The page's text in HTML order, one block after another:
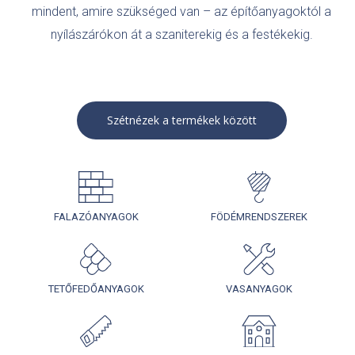
mindent, amire szükséged van – az építőanyagoktól a
nyílászárókon át a szaniterekig és a festékekig.
Szétnézek a termékek között
FALAZÓANYAGOK FÖDÉMRENDSZEREK
TETŐFEDŐANYAGOK VASANYAGOK